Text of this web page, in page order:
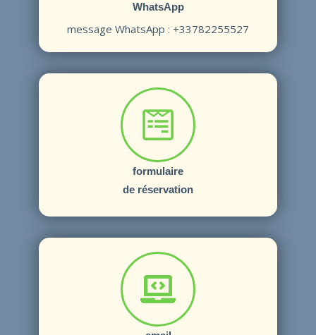
WhatsApp
message WhatsApp : +33782255527
formulaire
de réservation